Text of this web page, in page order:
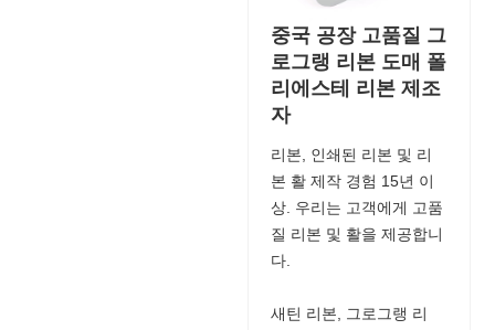
중국 공장 고품질 그
로그랭 리본 도매 폴
리에스테 리본 제조
자
리본, 인쇄된 리본 및 리
본 활 제작 경험 15년 이
상. 우리는 고객에게 고품
질 리본 및 활을 제공합니
다.
새틴 리본, 그로그랭 리